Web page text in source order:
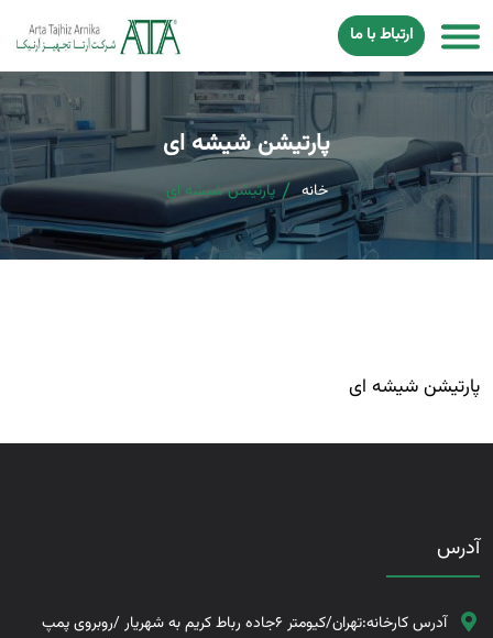
ارتباط با ما
پارتیشن شیشه ای
خانه پارتیشن شیشه ای
پارتیشن شیشه ای
آدرس
آدرس کارخانه:تهران/کیومتر 6جاده رباط کریم به شهریار /روبروی پمپ